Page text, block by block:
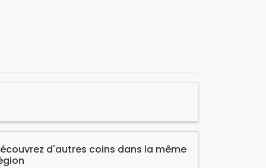
d'autres coins dans la même